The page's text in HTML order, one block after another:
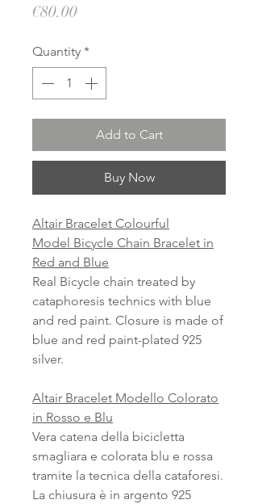
€80.00Price
Quantity *
Add to Cart
Buy Now
Altair Bracelet Colourful
Model Bicycle Chain Bracelet in
Red and Blue
Real Bicycle chain treated by
cataphoresis technics with blue
and red paint. Closure is made of
blue and red paint-plated 925
silver.
Altair Bracelet Modello Colorato
in Rosso e Blu
Vera catena della bicicletta
smagliara e colorata blu e rossa
tramite la tecnica della cataforesi.
La chiusura è in argento 925